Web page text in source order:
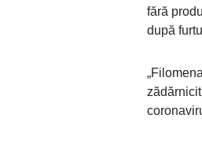
fără
după